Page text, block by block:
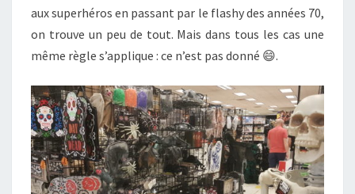
aux superhéros en passant par le flashy des années 70,
on trouve un peu de tout. Mais dans tous les cas une
même règle s’applique : ce n’est pas donné 😄.